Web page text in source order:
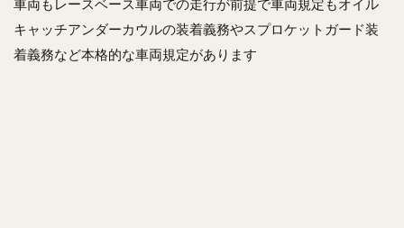
車両もレースベース車両での走行が前提で車両規定もオイル
キャッチアンダーカウルの装着義務やスプロケットガード装
着義務など本格的な車両規定があります